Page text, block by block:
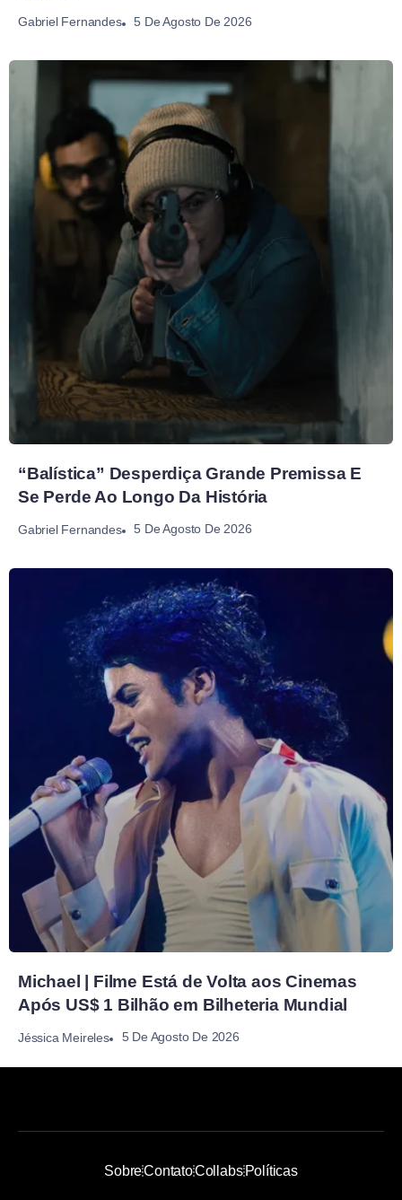
Gabriel Fernandes 5 De Agosto De 2026
“Balística” Desperdiça Grande Premissa E
Se Perde Ao Longo Da História
Gabriel Fernandes 5 De Agosto De 2026
Michael | Filme Está de Volta aos Cinemas
Após US$ 1 Bilhão em Bilheteria Mundial
Jéssica Meireles 5 De Agosto De 2026
SobreContatoCollabsPolíticas